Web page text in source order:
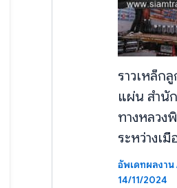
ราวเหล็ก
แผ่น สำนั
ทางหลวง
ระหว่างเมื
อัพเดทผลงาน
14/11/2024